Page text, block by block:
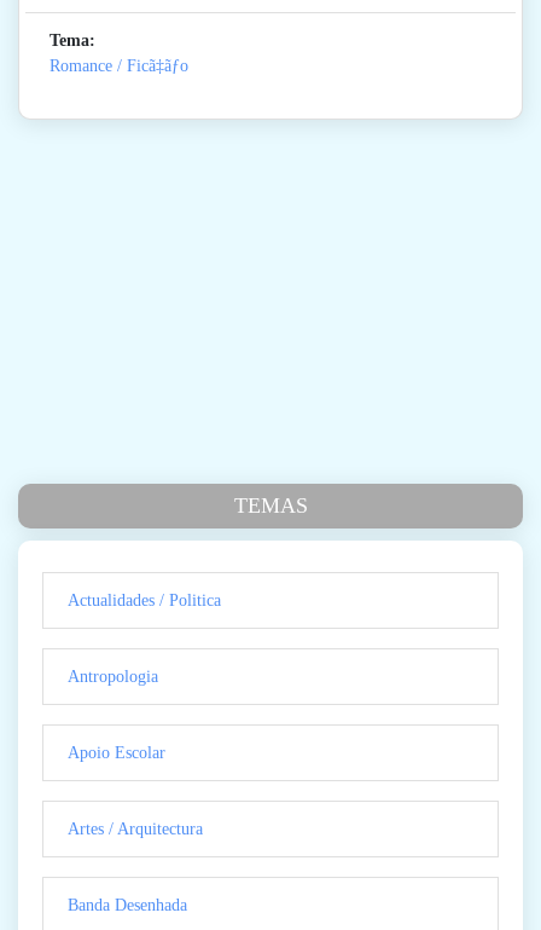
Tema:
Romance / Ficã‡ãƒo
TEMAS
Actualidades / Politica
Antropologia
Apoio Escolar
Artes / Arquitectura
Banda Desenhada